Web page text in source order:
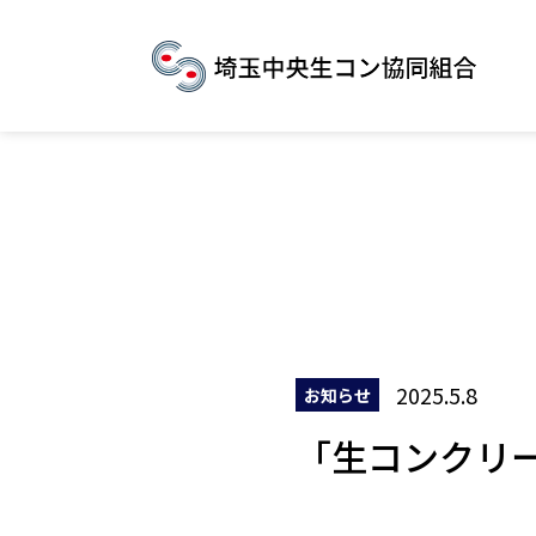
お知らせ 2025.5.8
「生コンク